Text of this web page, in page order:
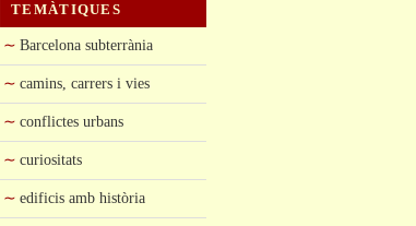
TEMÀTIQUES
Barcelona subterrània
camins, carrers i vies
conflictes urbans
curiositats
edificis amb història